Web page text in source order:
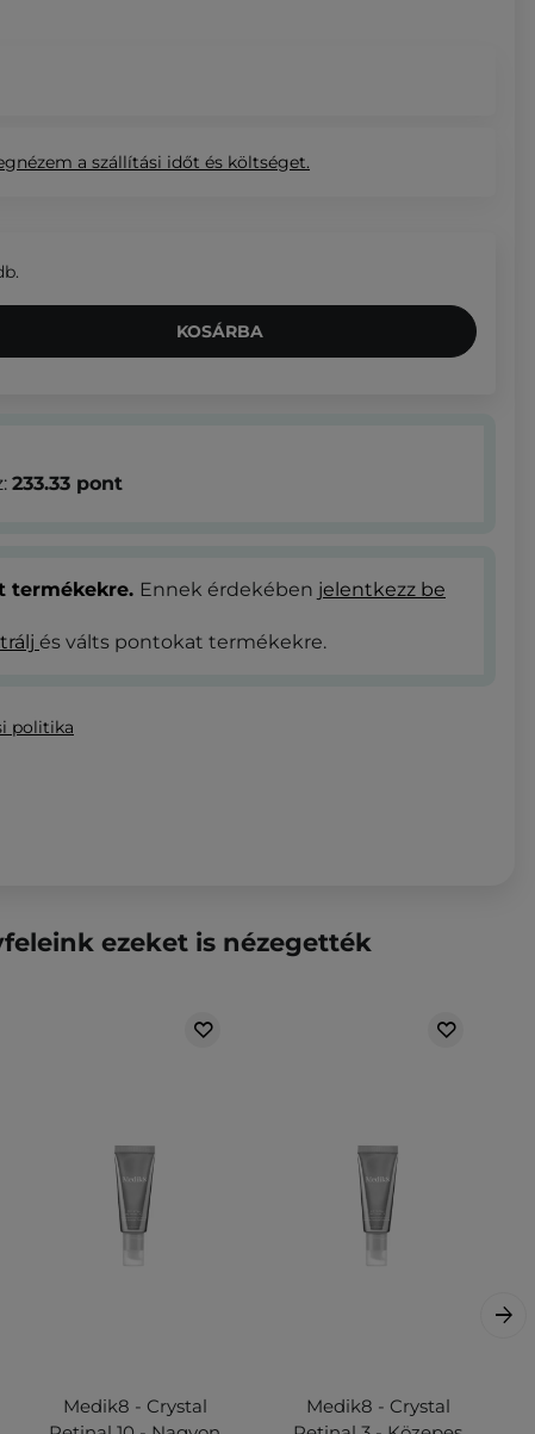
a szállítási időt és költséget.
KOSÁRBA
233.33 pont
termékekre. Ennek érdekében jelentkezz be
és válts pontokat termékekre.
politika
ezeket is nézegették
Medik8 - Crystal
Medik8 - Crystal